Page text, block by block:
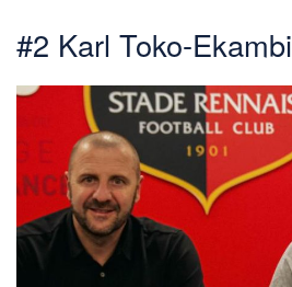
#2 Karl Toko-Ekambi